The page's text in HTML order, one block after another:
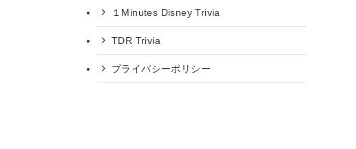
１Minutes Disney Trivia
TDR Trivia
プライバシーポリシー